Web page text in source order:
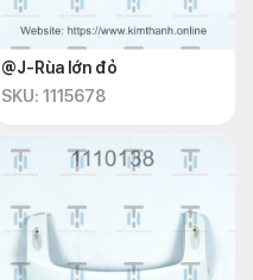
@J-Rùa lớn đỏ
SKU: 1115678